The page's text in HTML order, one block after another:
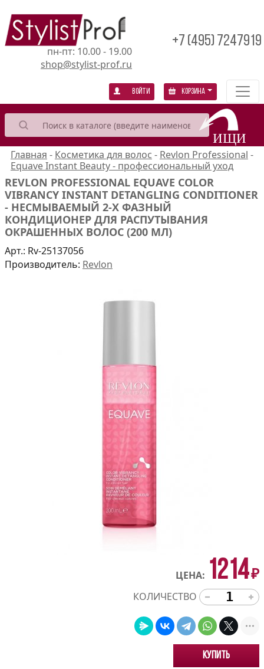
пн-пт: 10.00 - 19.00
shop@stylist-prof.ru
+7 (495) 7247919
Войти Корзина
Главная - Косметика для волос - Revlon Professional -
Equave Instant Beauty - профессиональный уход
REVLON PROFESSIONAL EQUAVE COLOR
VIBRANCY INSTANT DETANGLING CONDITIONER
- НЕСМЫВАЕМЫЙ 2-Х ФАЗНЫЙ
КОНДИЦИОНЕР ДЛЯ РАСПУТЫВАНИЯ
ОКРАШЕННЫХ ВОЛОС (200 МЛ)
Арт.: Rv-25137056
Производитель: Revlon
ЦЕНА: 1214₽
КОЛИЧЕСТВО
Купить